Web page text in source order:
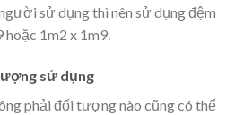
sử dụng thì nên sử dụng đệm
1m2 x 1m9.
sử dụng
phải đối tượng nào cũng có thể